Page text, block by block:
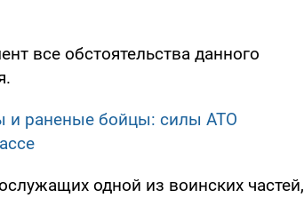
все обстоятельства данного
и раненые бойцы: силы АТО
одной из воинских частей,